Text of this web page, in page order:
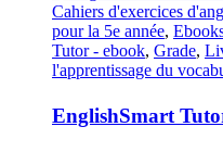
Cahiers d'exercices
pour la 5e année,
Tutor - ebook, Grade,
l'apprentissage du
EnglishSmart